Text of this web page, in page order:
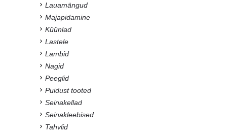
Lauamängud
Majapidamine
Küünlad
Lastele
Lambid
Nagid
Peeglid
Puidust tooted
Seinakellad
Seinakleebised
Tahvlid